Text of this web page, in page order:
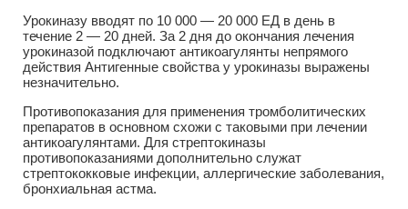
Урокиназу вводят по 10 000 — 20 000 ЕД в день в
течение 2 — 20 дней. За 2 дня до окончания лечения
урокиназой подключают антикоагулянты непрямого
действия Антигенные свойства у урокиназы выражены
незначительно.
Противопоказания для применения тромболитических
препаратов в основном схожи с таковыми при лечении
антикоагулянтами. Для стрептокиназы
противопоказаниями дополнительно служат
стрептококковые инфекции, аллергические заболевания,
бронхиальная астма.